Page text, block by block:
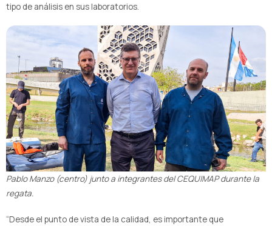
tipo de análisis en sus laboratorios.
Pablo Manzo (centro) junto a integrantes del CEQUIMAP durante la
regata.
“Desde el punto de vista de la calidad, es importante que